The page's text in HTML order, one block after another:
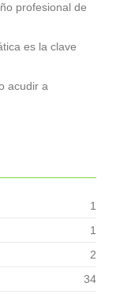
profesional de
es la clave
acudir a
1
1
2
34